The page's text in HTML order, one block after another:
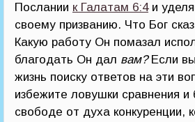
Послании к Галатам 6:4и
своему призванию. Что Бог
Какую работу Он помазал
благодать Он дал вам?Если
жизнь поиску ответов на эти
избежите ловушки сравнения и
свободе от духа конкуренции,